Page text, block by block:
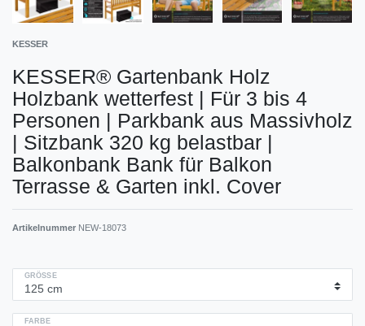
KESSER
KESSER® Gartenbank Holz
Holzbank wetterfest | Für 3 bis 4
Personen | Parkbank aus Massivholz
| Sitzbank 320 kg belastbar |
Balkonbank Bank für Balkon
Terrasse & Garten inkl. Cover
Artikelnummer NEW-18073
GRÖSSE
FARBE